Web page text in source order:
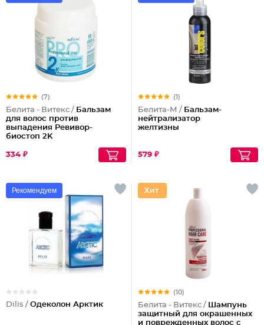
(7)
Белита - Витекс / Бальзам
для волос против
выпадения Ревивор-
биостоп 2K
334 ₽
(1)
Белита-М / Бальзам-
нейтрализатор
желтизны
579 ₽
Рекомендуем
Dilis / Одеколон Арктик
(10)
Белита - Витекс / Шампунь
защитный для окрашенных
и поврежденных волос с